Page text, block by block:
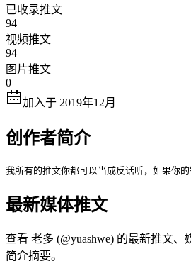
已收录推文
94
视频推文
94
图片推文
0
加入于 2019年12月
创作者简介
我所有的推文你都可以当成反话听，如果你
最新媒体推文
查看 老多 (@yuashwe) 的最新推文
简介摘要。